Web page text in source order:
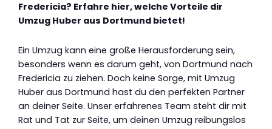
Fredericia? Erfahre hier, welche Vorteile dir
Umzug Huber aus Dortmund bietet!
Ein Umzug kann eine große Herausforderung sein,
besonders wenn es darum geht, von Dortmund nach
Fredericia zu ziehen. Doch keine Sorge, mit Umzug
Huber aus Dortmund hast du den perfekten Partner
an deiner Seite. Unser erfahrenes Team steht dir mit
Rat und Tat zur Seite, um deinen Umzug reibungslos